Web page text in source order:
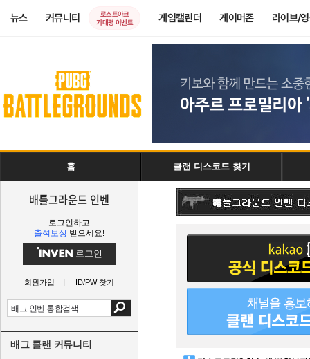
뉴스 커뮤니티
로스트아크
기대평 이벤트
게임캘린더 게이머존 라이브/
홈 클랜 디스코드 찾기
배틀그라운드 인벤
로그인하고
출석보상 받으세요!
로그인
회원가입 ID/PW 찾기
배그 클랜 커뮤니티